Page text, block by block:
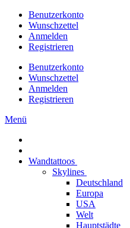
Benutzerkonto
Wunschzettel
Anmelden
Registrieren
Benutzerkonto
Wunschzettel
Anmelden
Registrieren
Menü
Wandtattoos
Skylines
Deutschland
Europa
USA
Welt
Hauptstädte